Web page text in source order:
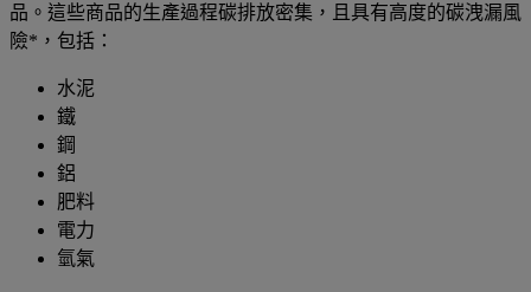
品。這些商品的生產過程碳排放密集，且具有高度的碳洩漏風
險*，包括：
水泥
鐵
鋼
鋁
肥料
電力
氫氣